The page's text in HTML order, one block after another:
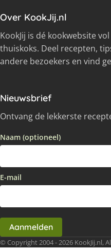
Over KookJij.nl
KookJij is dé kookwebsite
thuiskoks. Deel recepten,
andere bezoekers en vind
Nieuwsbrief
Ontvang de lekkerste
Naam (optioneel)
E-mail
Aanmelden
© Copyright 2004 - 2026 KookJij.nl,